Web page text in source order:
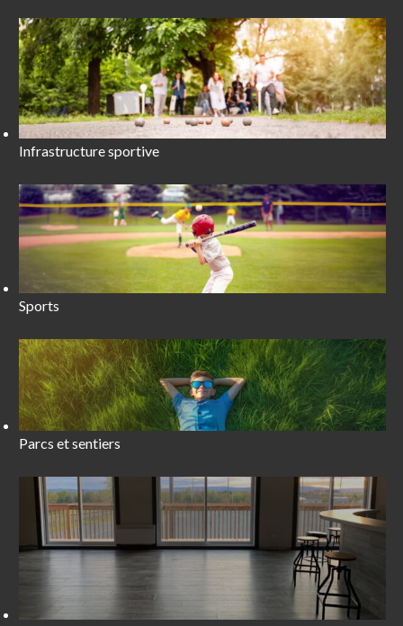
Infrastructure sportive
Sports
Parcs et sentiers